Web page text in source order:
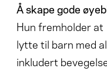
Å skape gode
Hun fremholder at
lytte til barn med
inkludert